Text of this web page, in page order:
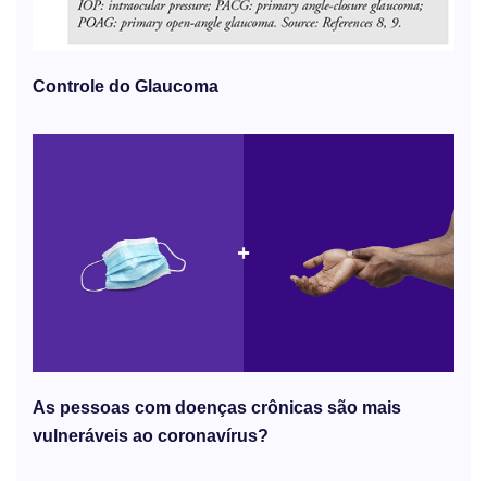
Controle do Glaucoma
As pessoas com doenças crônicas são mais
vulneráveis ​​ao coronavírus?